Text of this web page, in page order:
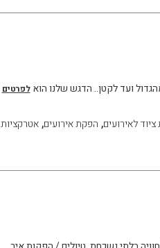
ועד לקטן.. הדגש שלנו הואלפרטים
לאירועים, הפקת אירועים,אטרקציות